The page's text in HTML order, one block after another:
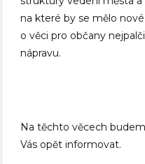
na které by se mělo
o věci pro občany
nápravu.
Na těchto věcech
Vás opět informovat.